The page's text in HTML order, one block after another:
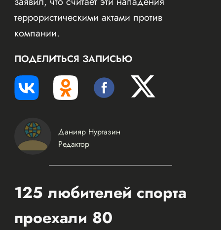
террористическими актами против
компании.
ПОДЕЛИТЬСЯ ЗАПИСЬЮ
Данияр Нуртазин
Редактор
125 любителей спорта
проехали 80